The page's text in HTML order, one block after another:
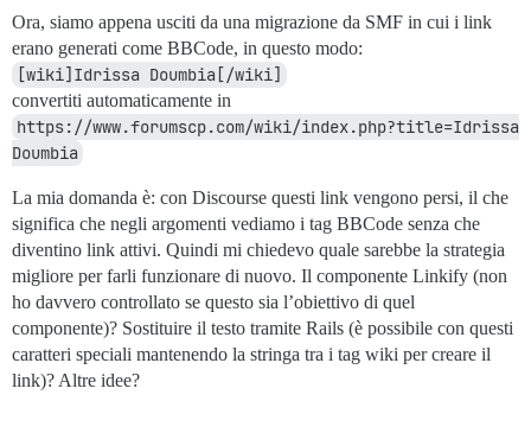
Ora, siamo appena usciti da una migrazione da SMF in cui i link
erano generati come BBCode, in questo modo:
[wiki]Idrissa Doumbia[/wiki]
convertiti automaticamente in
https://www.forumscp.com/wiki/index.php?title=Idrissa
Doumbia
La mia domanda è: con Discourse questi link vengono persi, il che
significa che negli argomenti vediamo i tag BBCode senza che
diventino link attivi. Quindi mi chiedevo quale sarebbe la strategia
migliore per farli funzionare di nuovo. Il componente Linkify (non
ho davvero controllato se questo sia l’obiettivo di quel
componente)? Sostituire il testo tramite Rails (è possibile con questi
caratteri speciali mantenendo la stringa tra i tag wiki per creare il
link)? Altre idee?